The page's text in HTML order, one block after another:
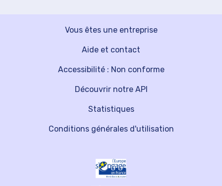
Vous êtes une entreprise
Découvrir notre API
Aide et contact
Statistiques
Accessibilité : Non conforme
Conditions générales d'utilisation